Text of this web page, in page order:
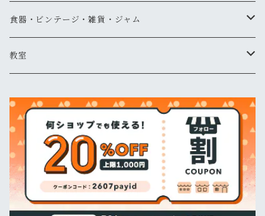
リーフタイプ
スリランカ
中国
フレーバー、スパイス
ノンカフェインハーブティー
1000円以下
リーフタイプ
1001円～2,000円
リーフタイプ
ノンカフェインハーブティー
ティーバッグタイプ
リーフタイプ
ノンカフェインハーブティー
3001円以上
ティーバッグタイプ
リーフタイプ
ギフトボックスセット
ティーバッグタイプ
食器・ビンテージ・雑貨・ジャム
食器
その他
マーマレード
教室
イギリス菓子教室